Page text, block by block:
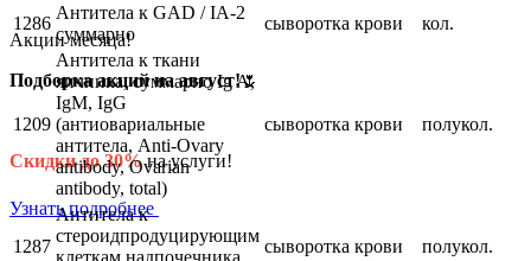
Акции месяца!
Подборка акций на август!🌷
Скидки до 30%на услуги!
Узнать подробнее
1286
Антитела к GAD / IA-2
суммарно
сыворотка крови кол.
1209
Антитела к ткани
яичника, суммарно Ig A,
IgM, IgG
(антиовариальные
антитела, Anti-Ovary
antibody, Ovarian
antibody, total)
сыворотка крови полукол.
1287
Антитела к
стероидпродуцирующим
клеткам надпочечника,
сыворотка крови полукол.